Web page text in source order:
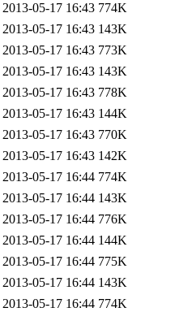
2013-05-17 16:43 774K
2013-05-17 16:43 143K
2013-05-17 16:43 773K
2013-05-17 16:43 143K
2013-05-17 16:43 778K
2013-05-17 16:43 144K
2013-05-17 16:43 770K
2013-05-17 16:43 142K
2013-05-17 16:44 774K
2013-05-17 16:44 143K
2013-05-17 16:44 776K
2013-05-17 16:44 144K
2013-05-17 16:44 775K
2013-05-17 16:44 143K
2013-05-17 16:44 774K